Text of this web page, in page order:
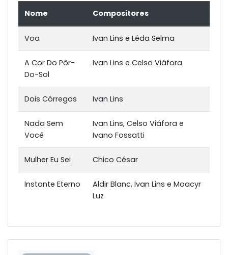
Nome Compositores
Voa Ivan Lins e Lêda Selma
A Cor Do Pôr-
Do-Sol
Ivan Lins e Celso Viáfora
Dois Córregos Ivan Lins
Nada Sem
Você
Ivan Lins, Celso Viáfora e
Ivano Fossatti
Mulher Eu Sei Chico César
Instante Eterno
Aldir Blanc, Ivan Lins e Moacyr
Luz